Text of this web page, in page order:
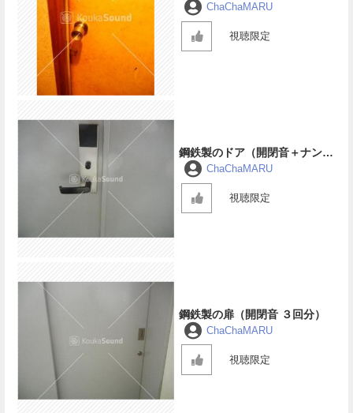
ChaChaMARU
視聴限定
鋼鉄製のドア（開閉音＋ナンバ
ーロック音）
ChaChaMARU
視聴限定
鋼鉄製の扉（開閉音 ３回分）
ChaChaMARU
視聴限定